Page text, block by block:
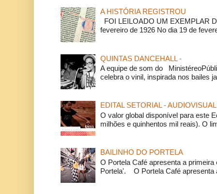
A HISTÓRIA REGISTROU
FOI LEILOADO UM EXEMPLAR
fevereiro de 1926 No dia 19 de
QUINTAS DANCEHALL -
A equipe de som do
celebra o vinil, inspirada nos bailes
EDITAL SETORIAL - AUDIOVISUAL
O valor global disponível para este
milhões e quinhentos mil reais). O
BAILINHO DO PORTELA
O Portela Café apresenta a
Portela'. O Portela Café apresenta